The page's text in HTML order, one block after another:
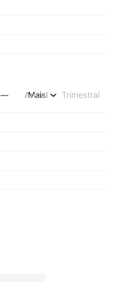
— Anual Trimestral
Mais